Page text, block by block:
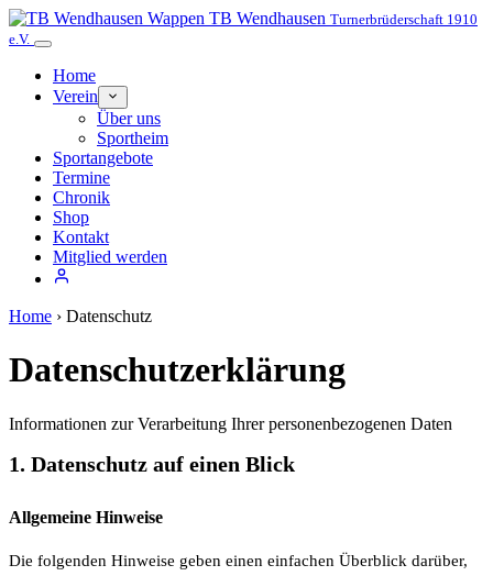
TB Wendhausen Turnerbrüderschaft 1910
e.V.
Home
Verein
Über uns
Sportheim
Sportangebote
Termine
Chronik
Shop
Kontakt
Mitglied werden
Home › Datenschutz
Datenschutzerklärung
Informationen zur Verarbeitung Ihrer personenbezogenen Daten
1. Datenschutz auf einen Blick
Allgemeine Hinweise
Die folgenden Hinweise geben einen einfachen Überblick darüber,